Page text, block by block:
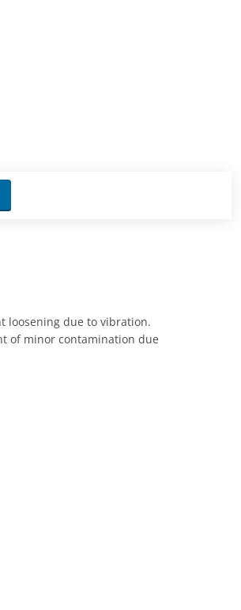
loosening due to vibration.
of minor contamination due